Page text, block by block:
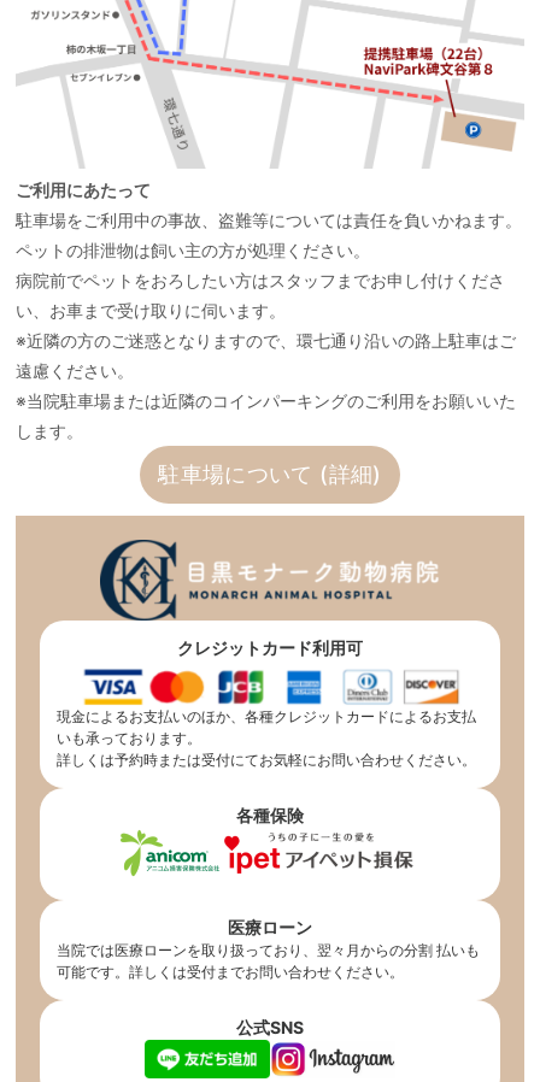
ご利用にあたって
駐車場をご利用中の事故、盗難等については責任を負いかねます。
ペットの排泄物は飼い主の方が処理ください。
病院前でペットをおろしたい方はスタッフまでお申し付けくださ
い、お車まで受け取りに伺います。
※近隣の方のご迷惑となりますので、環七通り沿いの路上駐車はご
遠慮ください。
※当院駐車場または近隣のコインパーキングのご利用をお願いいた
します。
駐車場について (詳細)
クレジットカード利用可
現金によるお支払いのほか、各種クレジットカードによるお支払
いも承っております。
詳しくは予約時または受付にてお気軽にお問い合わせください。
各種保険
医療ローン
当院では医療ローンを取り扱っており、翌々月からの分割 払いも
可能です。詳しくは受付までお問い合わせください。
公式SNS